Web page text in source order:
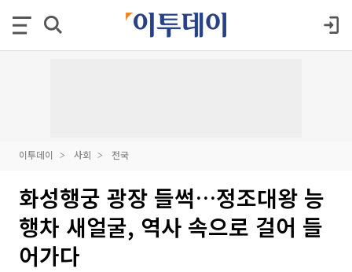
이투데이 사회 전국
화성행궁 광장 들썩…정조대왕 능
행차 새얼굴, 역사 속으로 걸어 들
어가다